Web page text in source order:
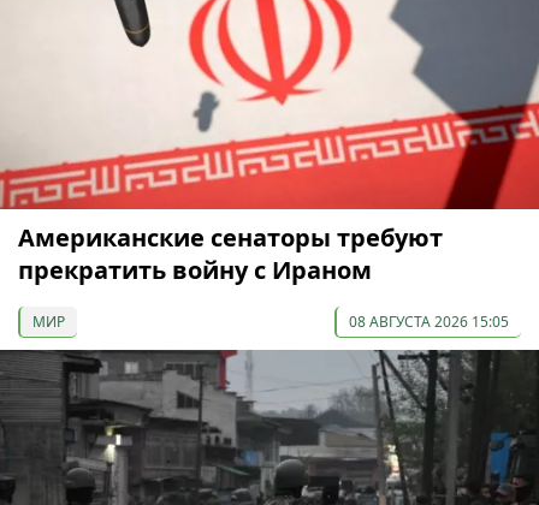
Американские сенаторы требуют
прекратить войну с Ираном
МИР 08 АВГУСТА 2026 15:05